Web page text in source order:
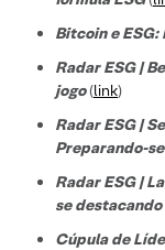
Bitcoin e ESG:
Radar ESG |
jogo(link)
Radar ESG |
Preparando-
Radar ESG |
se
Cúpula de